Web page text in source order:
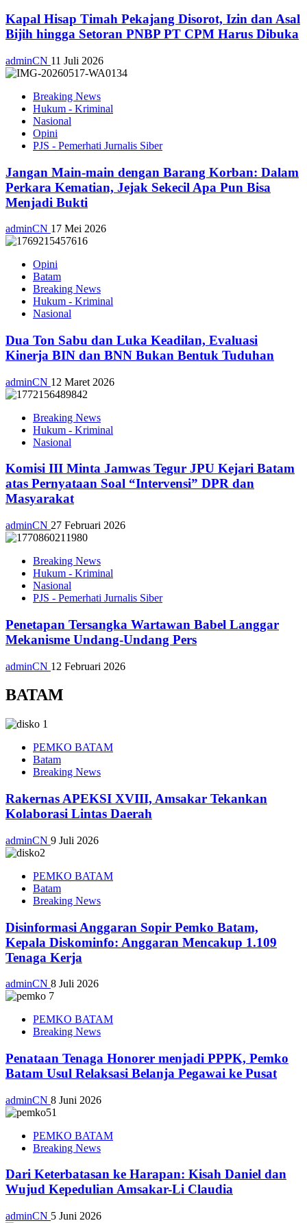
Kapal Hisap Timah Pekajang Disorot, Izin dan Asal
Bijih hingga Setoran PNBP PT CPM Harus Dibuka
adminCN 11 Juli 2026
Breaking News
Hukum - Kriminal
Nasional
Opini
PJS - Pemerhati Jurnalis Siber
Jangan Main-main dengan Barang Korban: Dalam
Perkara Kematian, Jejak Sekecil Apa Pun Bisa
Menjadi Bukti
adminCN 17 Mei 2026
Opini
Batam
Breaking News
Hukum - Kriminal
Nasional
Dua Ton Sabu dan Luka Keadilan, Evaluasi
Kinerja BIN dan BNN Bukan Bentuk Tuduhan
adminCN 12 Maret 2026
Breaking News
Hukum - Kriminal
Nasional
Komisi III Minta Jamwas Tegur JPU Kejari Batam
atas Pernyataan Soal “Intervensi” DPR dan
Masyarakat
adminCN 27 Februari 2026
Breaking News
Hukum - Kriminal
Nasional
PJS - Pemerhati Jurnalis Siber
Penetapan Tersangka Wartawan Babel Langgar
Mekanisme Undang-Undang Pers
adminCN 12 Februari 2026
BATAM
PEMKO BATAM
Batam
Breaking News
Rakernas APEKSI XVIII, Amsakar Tekankan
Kolaborasi Lintas Daerah
adminCN 9 Juli 2026
PEMKO BATAM
Batam
Breaking News
Disinformasi Anggaran Sopir Pemko Batam,
Kepala Diskominfo: Anggaran Mencakup 1.109
Tenaga Kerja
adminCN 8 Juli 2026
PEMKO BATAM
Breaking News
Penataan Tenaga Honorer menjadi PPPK, Pemko
Batam Usul Relaksasi Belanja Pegawai ke Pusat
adminCN 8 Juni 2026
PEMKO BATAM
Breaking News
Dari Keterbatasan ke Harapan: Kisah Daniel dan
Wujud Kepedulian Amsakar-Li Claudia
adminCN 5 Juni 2026